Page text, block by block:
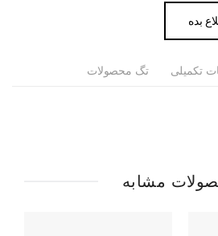
بده
تکمیلی تگ محصولات
مشابه